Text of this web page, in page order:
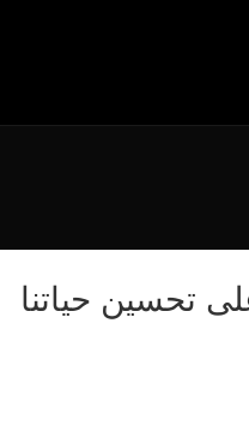
تحسين حياتنا